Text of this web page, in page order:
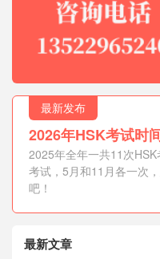
最新发布
2026年HSK考试时
2025年全年一共11次
考试，5月和11月各一次
吧！
最新文章